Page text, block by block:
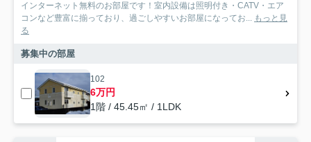
インターネット無料のお部屋です！室内設備は照明付き・CATV・エア
コンなど豊富に揃っており、過ごしやすいお部屋になってお... もっと見
る
募集中の部屋
102
6万円
1階 / 45.45㎡ / 1LDK